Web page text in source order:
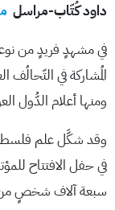
داود كُتّاب-مراسل
المُشاركة في التّحالُف
ومنها أعلام الدُّول
وقد شكَّل علم
في حفل الافتتاح